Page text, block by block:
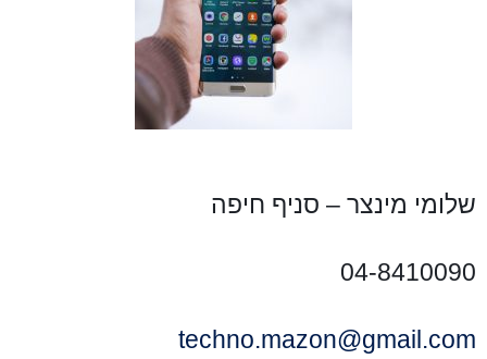
שלומי מינצר – סניף חיפה
04-8410090
techno.mazon@gmail.com